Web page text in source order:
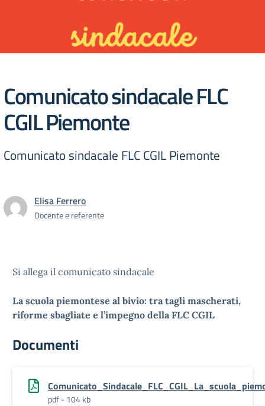
Comunicato sindacale FLC
CGIL Piemonte
Comunicato sindacale FLC CGIL Piemonte
Elisa Ferrero
Docente e referente
Si allega il comunicato sindacale
La scuola piemontese al bivio: tra tagli mascherati,
riforme sbagliate e l’impegno della FLC CGIL
Documenti
pdf - 104 kb